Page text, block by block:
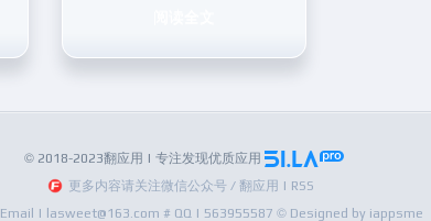
© 2018-2023翻应用 | 专注发现优质应用
更多内容请关注微信公众号 / 翻应用 | RSS
| lasweet@163.com # QQ | 563955587 © Designed by iappsme